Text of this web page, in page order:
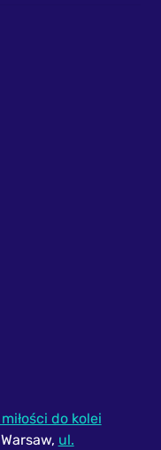
do kolei
ul.